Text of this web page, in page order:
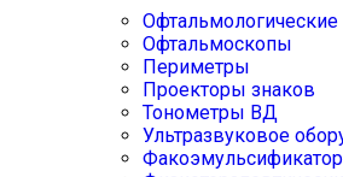
Офтальмоскопы
Периметры
Проекторы знаков
Тонометры ВД
Ультразвуковое